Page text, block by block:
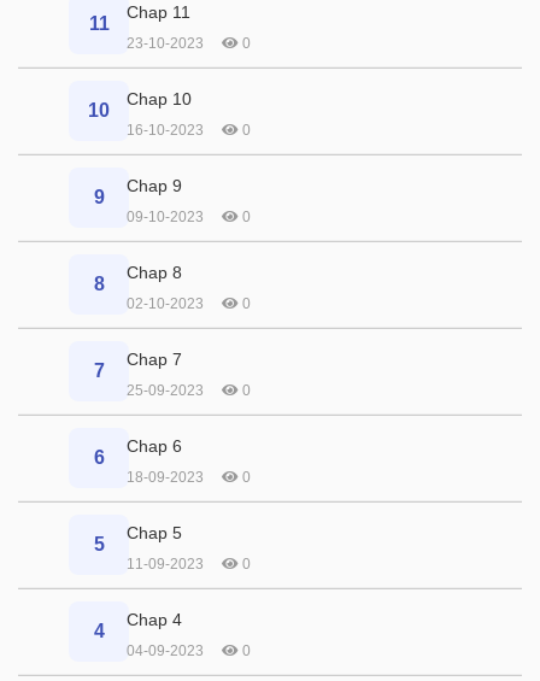
11
Chap 11
23-10-2023 0
10
Chap 10
16-10-2023 0
9
Chap 9
09-10-2023 0
8
Chap 8
02-10-2023 0
7
Chap 7
25-09-2023 0
6
Chap 6
18-09-2023 0
5
Chap 5
11-09-2023 0
4
Chap 4
04-09-2023 0